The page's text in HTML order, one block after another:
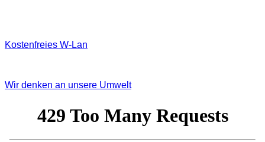
Kostenfreies W‐Lan
Wir denken an unsere Umwelt